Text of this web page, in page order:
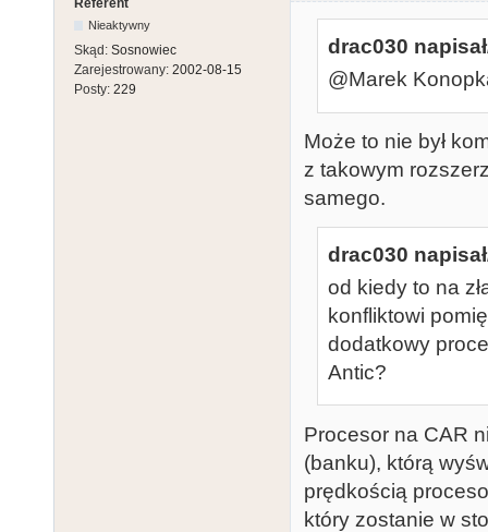
Referent
Nieaktywny
Skąd: Sosnowiec
Zarejestrowany: 2002-08-15
Posty: 229
drac030
@Marek
Może to nie był
z takowym
samego.
drac030
od kiedy to na
konfliktowi
dodatkowy
Antic?
Procesor na CAR
(banku), którą
prędkością
który zostanie w